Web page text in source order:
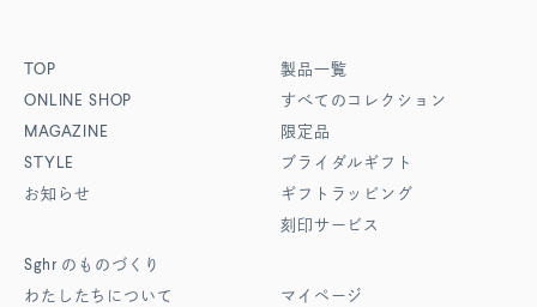
TOP
ONLINE SHOP
MAGAZINE
STYLE
お知らせ
Sghr のものづくり
わたしたちについて
製品一覧
すべてのコレクション
限定品
ブライダルギフト
ギフトラッピング
刻印サービス
マイページ